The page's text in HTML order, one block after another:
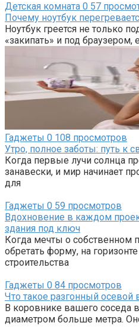
Детская комната 0 57
Почему ноутбук
Ноутбук греется не только
«закипать» и под браузером,
Гаджеты 0 108 просмотров
Утро, полное заботы: путь к
Когда первые лучи солнца
занавески, и мир начинает
для
Гаджеты 0 59 просмотров
Вдохновение в каждом
здания под ключ
Когда мечты о собственном
обретать форму, на
строительства
Гаджеты 0 84 просмотров
Что такое разгонный осевой
В коровнике вашего соседа
диаметром больше метра.